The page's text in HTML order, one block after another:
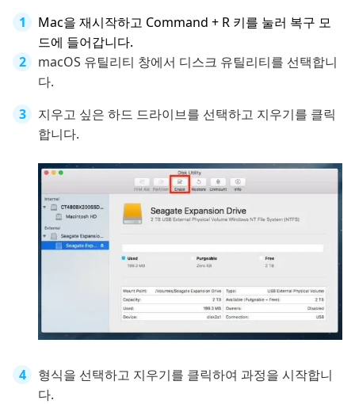
Mac을 재시작하고 Command + R 키를 눌러 복구 모
드에 들어갑니다.
macOS 유틸리티 창에서 디스크 유틸리티를 선택합니
다.
지우고 싶은 하드 드라이브를 선택하고 지우기를 클릭
합니다.
형식을 선택하고 지우기를 클릭하여 과정을 시작합니
다.